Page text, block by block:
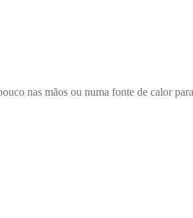
nas mãos ou numa fonte de calor